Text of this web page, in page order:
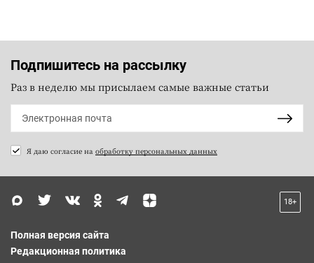
Подпишитесь на рассылку
Раз в неделю мы присылаем самые важные статьи
Я даю согласие на обработку персональных данных
18+
Полная версия сайта
Редакционная политика